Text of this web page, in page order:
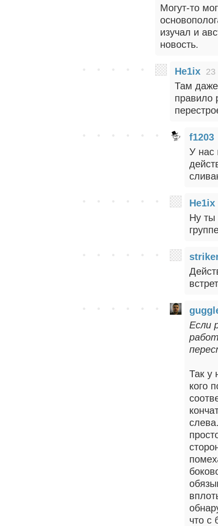
Могут-то
изучал и
новость.
He1ix 23
Там даже
правило
f1203
У нас
He1ix
Ну ты
Если
Так у
кого
что с